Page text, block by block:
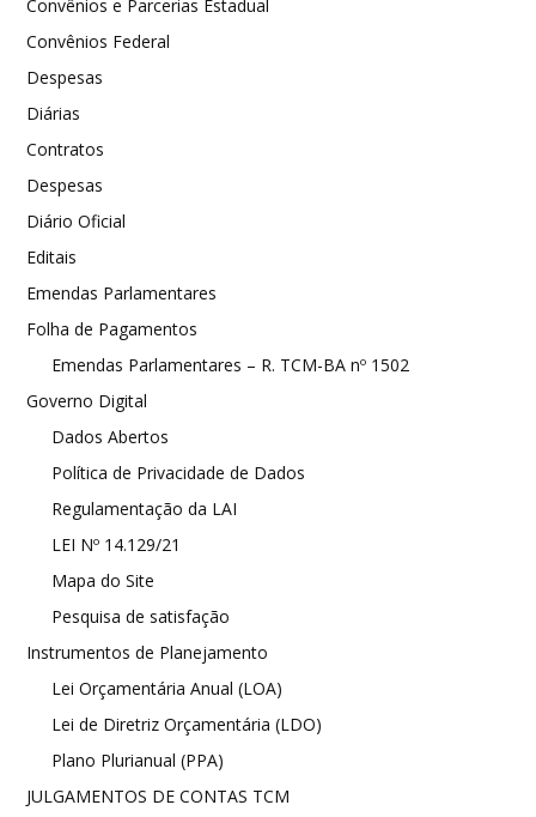
Convênios e Parcerias Estadual
Convênios Federal
Despesas
Diárias
Contratos
Despesas
Diário Oficial
Editais
Emendas Parlamentares
Folha de Pagamentos
Emendas Parlamentares – R. TCM-BA nº 1502
Governo Digital
Dados Abertos
Política de Privacidade de Dados
Regulamentação da LAI
LEI Nº 14.129/21
Mapa do Site
Pesquisa de satisfação
Instrumentos de Planejamento
Lei Orçamentária Anual (LOA)
Lei de Diretriz Orçamentária (LDO)
Plano Plurianual (PPA)
JULGAMENTOS DE CONTAS TCM